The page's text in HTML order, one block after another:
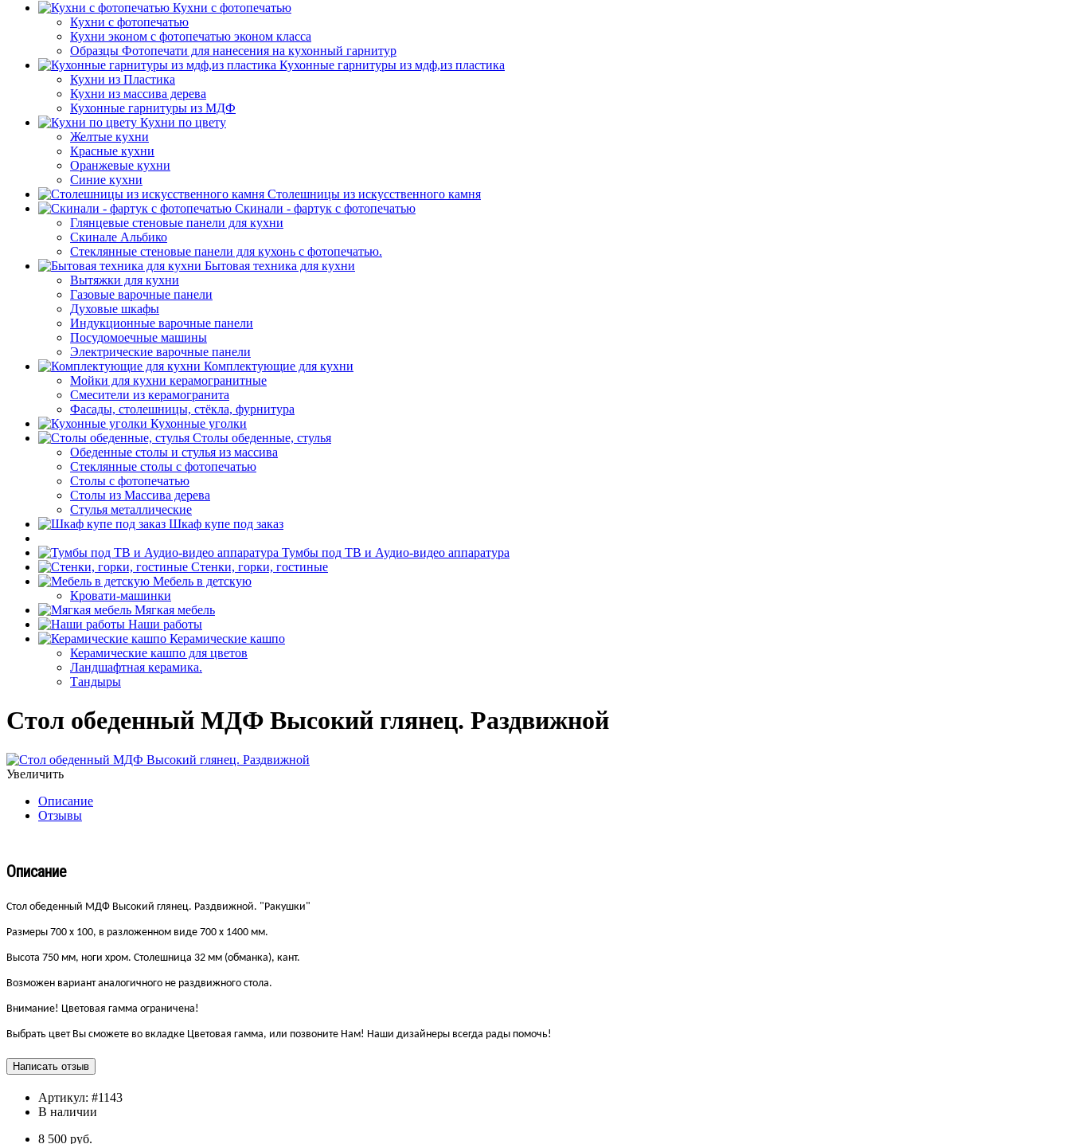
Кухни с фотопечатью
Кухни с фотопечатью
Кухни эконом с фотопечатью эконом класса
Образцы Фотопечати для нанесения на кухонный гарнитур
Кухонные гарнитуры из мдф,из пластика
Кухни из Пластика
Кухни из массива дерева
Кухонные гарнитуры из МДФ
Кухни по цвету
Желтые кухни
Красные кухни
Оранжевые кухни
Синие кухни
Столешницы из искусственного камня
Скинали - фартук с фотопечатью
Глянцевые стеновые панели для кухни
Скинале Альбико
Стеклянные стеновые панели для кухонь с фотопечатью.
Бытовая техника для кухни
Вытяжки для кухни
Газовые варочные панели
Духовые шкафы
Индукционные варочные панели
Посудомоечные машины
Электрические варочные панели
Комплектующие для кухни
Мойки для кухни керамогранитные
Смесители из керамогранита
Фасады, столешницы, стёкла, фурнитура
Кухонные уголки
Столы обеденные, стулья
Обеденные столы и стулья из массива
Стеклянные столы с фотопечатью
Столы с фотопечатью
Столы из Массива дерева
Стулья металлические
Шкаф купе под заказ
Тумбы под ТВ и Аудио-видео аппаратура
Стенки, горки, гостиные
Мебель в детскую
Кровати-машинки
Мягкая мебель
Наши работы
Керамические кашпо
Керамические кашпо для цветов
Ландшафтная керамика.
Тандыры
Стол обеденный МДФ Высокий глянец. Раздвижной
Увеличить
Описание
Отзывы
Описание
Стол обеденный МДФ Высокий глянец. Раздвижной. "Ракушки"
Размеры 700 х 100, в разложенном виде 700 х 1400 мм.
Высота 750 мм, ноги хром. Столешница 32 мм (обманка), кант.
Возможен вариант аналогичного не раздвижного стола.
Внимание! Цветовая гамма ограничена!
Выбрать цвет Вы сможете во вкладке Цветовая гамма, или позвоните Нам! Наши дизайнеры всегда рады помочь!
Артикул: #1143
В наличии
8 500 руб.